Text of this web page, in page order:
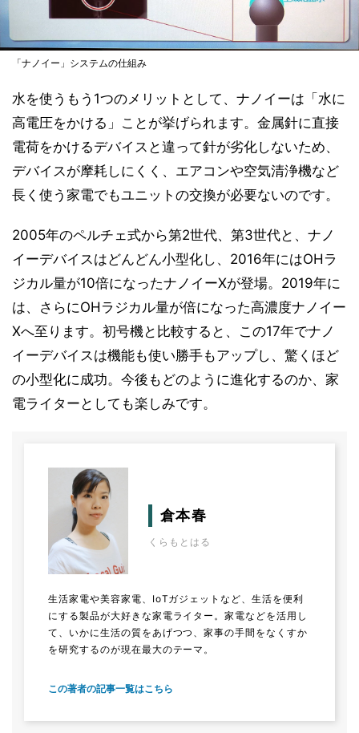
「ナノイー」システムの仕組み
水を使うもう1つのメリットとして、ナノイーは「水に
高電圧をかける」ことが挙げられます。金属針に直接
電荷をかけるデバイスと違って針が劣化しないため、
デバイスが摩耗しにくく、エアコンや空気清浄機など
長く使う家電でもユニットの交換が必要ないのです。
2005年のペルチェ式から第2世代、第3世代と、ナノ
イーデバイスはどんどん小型化し、2016年にはOHラ
ジカル量が10倍になったナノイーXが登場。2019年に
は、さらにOHラジカル量が倍になった高濃度ナノイー
Xへ至ります。初号機と比較すると、この17年でナノ
イーデバイスは機能も使い勝手もアップし、驚くほど
の小型化に成功。今後もどのように進化するのか、家
電ライターとしても楽しみです。
倉本春
くらもとはる
生活家電や美容家電、IoTガジェットなど、生活を便利
にする製品が大好きな家電ライター。家電などを活用し
て、いかに生活の質をあげつつ、家事の手間をなくすか
を研究するのが現在最大のテーマ。
この著者の記事一覧はこちら